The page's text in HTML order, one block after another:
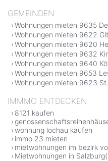
GEMEINDEN
Wohnungen mieten 9635
Wohnungen mieten 9622
Wohnungen mieten 9620
Wohnungen mieten 9632
Wohnungen mieten 9640
Wohnungen mieten 9653
Wohnungen mieten 9623
IMMMO ENTDECKEN
8121 kaufen
wohnung lochau kaufen
immo 23 mieten
mietwohnungen im bezirk
Mietwohnungen in